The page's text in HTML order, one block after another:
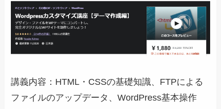
講義内容：HTML・CSSの基礎知識、FTPによる
ファイルのアップデータ、WordPress基本操作